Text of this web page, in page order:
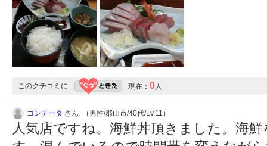
このクチコミに 現在： 0人
コンチータ さん （男性/郡山市/40代/Lv.11）
人気店ですね。海鮮丼頂きました。海